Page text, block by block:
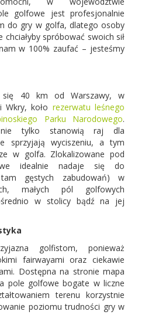
golfowe jest profesjonalnie
do gry w golfa, dlatego osoby
spróbować swoich sił
w 100% zaufać – jesteśmy
się 40 km od Warszawy, w
Wkry, koło rezerwatu leśnego
Parku Narodowego.
nie tylko stanowią raj dla
sprzyjają wyciszeniu, a tym
w golfa. Zlokalizowane pod
idealnie nadaje się do
gęstych zabudowań) w
małych pól golfowych
w stolicy bądź na jej
golfistom, ponieważ
fairwayami oraz ciekawie
Dostępna na stronie mapa
pole golfowe bogate w liczne
terenu korzystnie
poziomu trudności gry w